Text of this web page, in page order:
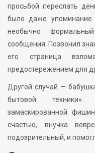
просьбой переслать
было даже упоминание
необычно
сообщения. Позвонил
его страница
предостережением для
Другой случай —
бытовой
замаскированной
счастью, внучка
подозрительный, и